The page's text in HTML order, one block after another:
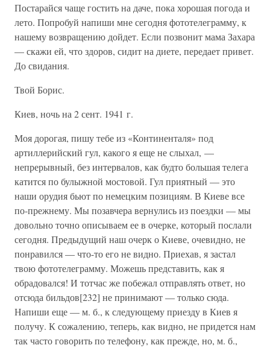
Постарайся чаще гостить на даче, пока хорошая погода и
лето. Попробуй напиши мне сегодня фототелеграмму, к
нашему возвращению дойдет. Если позвонит мама Захара
— скажи ей, что здоров, сидит на диете, передает привет.
До свидания.
Твой Борис.
Киев, ночь на 2 сент. 1941 г.
Моя дорогая, пишу тебе из «Континенталя» под
артиллерийский гул, какого я еще не слыхал, —
непрерывный, без интервалов, как будто большая телега
катится по булыжной мостовой. Гул приятный — это
наши орудия бьют по немецким позициям. В Киеве все
по-прежнему. Мы позавчера вернулись из поездки — мы
довольно точно описываем ее в очерке, который послали
сегодня. Предыдущий наш очерк о Киеве, очевидно, не
понравился — что-то его не видно. Приехав, я застал
твою фототелеграмму. Можешь представить, как я
обрадовался! И тотчас же побежал отправлять ответ, но
отсюда бильдов[232] не принимают — только сюда.
Напиши еще — м. б., к следующему приезду в Киев я
получу. К сожалению, теперь, как видно, не придется нам
так часто говорить по телефону, как прежде, но, м. б.,